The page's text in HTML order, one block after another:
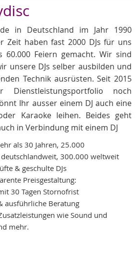
in Deutschland im Jahr 1990
Zeit haben fast 2000 DJs für uns
60.000 Feiern gemacht. Wir sind
unsere DJs selber ausbilden und
Technik ausrüsten. Seit 2015
noch
Ihr ausser einem DJ auch eine
Karaoke leihen. Beides geht
in Verbindung mit einem DJ
als 30 Jahren, 25.000
300.000 weltweit
& geschulte DJs
Preisgestaltung:
30 Tagen Stornofrist
ausführliche Beratung
wie Sound und
mehr.